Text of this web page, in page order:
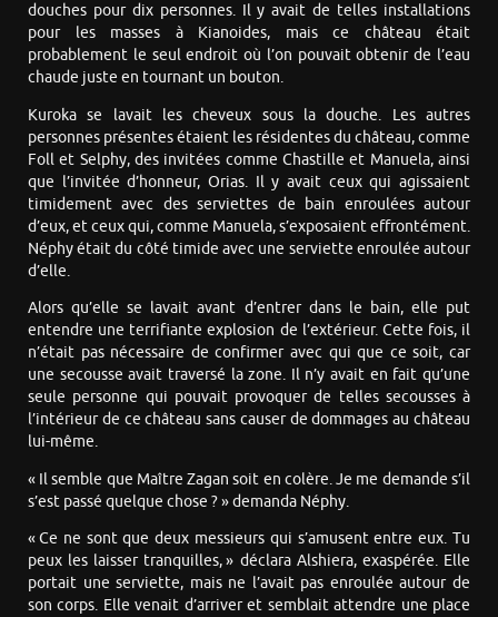
douches pour dix personnes. Il y avait de telles installations
pour les masses à Kianoides, mais ce château était
probablement le seul endroit où l’on pouvait obtenir de l’eau
chaude juste en tournant un bouton.
Kuroka se lavait les cheveux sous la douche. Les autres
personnes présentes étaient les résidentes du château, comme
Foll et Selphy, des invitées comme Chastille et Manuela, ainsi
que l’invitée d’honneur, Orias. Il y avait ceux qui agissaient
timidement avec des serviettes de bain enroulées autour
d’eux, et ceux qui, comme Manuela, s’exposaient effrontément.
Néphy était du côté timide avec une serviette enroulée autour
d’elle.
Alors qu’elle se lavait avant d’entrer dans le bain, elle put
entendre une terrifiante explosion de l’extérieur. Cette fois, il
n’était pas nécessaire de confirmer avec qui que ce soit, car
une secousse avait traversé la zone. Il n’y avait en fait qu’une
seule personne qui pouvait provoquer de telles secousses à
l’intérieur de ce château sans causer de dommages au château
lui-même.
« Il semble que Maître Zagan soit en colère. Je me demande s’il
s’est passé quelque chose ? » demanda Néphy.
« Ce ne sont que deux messieurs qui s’amusent entre eux. Tu
peux les laisser tranquilles, » déclara Alshiera, exaspérée. Elle
portait une serviette, mais ne l’avait pas enroulée autour de
son corps. Elle venait d’arriver et semblait attendre une place